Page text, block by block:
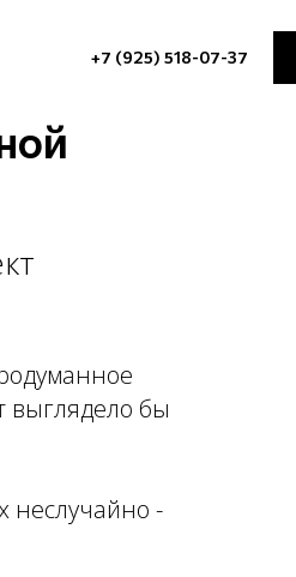
+7 (925) 518-07-37
выглядело бы
неслучайно -